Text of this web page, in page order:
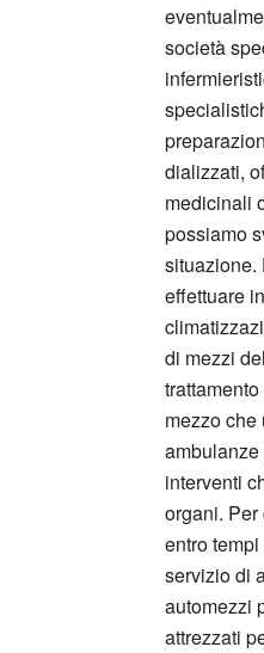
società
dializzati,
medicinali
possiamo
situazione.
effettuare
di mezzi
mezzo
interventi
organi.
entro
servizio di
automezzi
attrezzati